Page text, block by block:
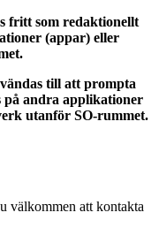
fritt som redaktionellt
(appar) eller
till att prompta
på andra applikationer
utanför SO-rummet.
välkommen att kontakta